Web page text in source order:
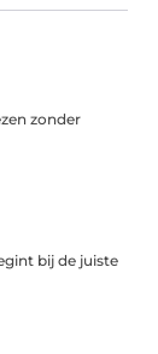
zonder
bij de juiste